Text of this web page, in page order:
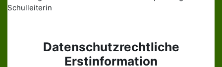
Schulleiterin
Datenschutzrechtliche
Erstinformation